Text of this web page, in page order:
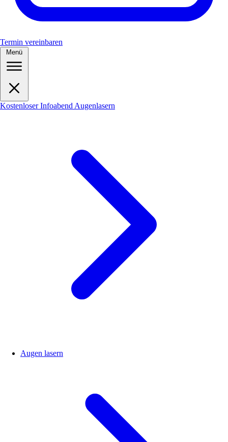
Termin vereinbaren
Menü
Kostenloser Infoabend Augenlasern
Augen lasern